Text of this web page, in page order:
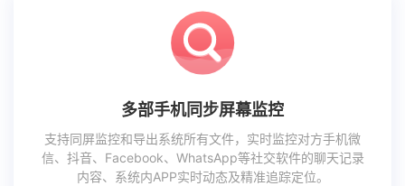
多部手机同步屏幕监控
支持同屏监控和导出系统所有文件，实时监控对方手机微
信、抖音、Facebook、WhatsApp等社交软件的聊天记录
内容、系统内APP实时动态及精准追踪定位。